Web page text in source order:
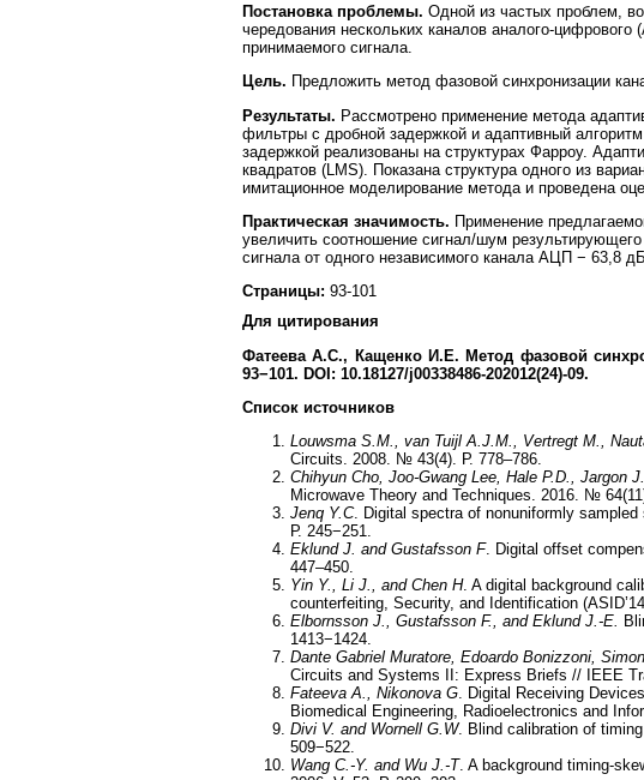
Постановка проблемы. Одной из частых проблем,
чередования нескольких каналов аналого-
принимаемого сигнала.
Цель. Предложить метод фазовой синхронизации
Результаты. Рассмотрено применение метода
фильтры с дробной задержкой и адаптивный
задержкой реализованы на структурах Фарроу.
квадратов (LMS). Показана структура одного из
имитационное моделирование метода и проведена
Практическая значимость. Применение
увеличить соотношение сигнал/шум
сигнала от одного независимого канала АЦП − 63,8
Страницы: 93-101
Для цитирования
Фатеева А.С., Кащенко И.Е. Метод фазовой
93−101. DOI: 10.18127/j00338486-202012(24)-09.
Список источников
Louwsma S.M., van Tuijl A.J.M., Vertregt M.,
Circuits. 2008. № 43(4). Р. 778–786.
Chihyun Cho, Joo-Gwang Lee, Hale P.D., Jargon
Microwave Theory and Techniques. 2016. №
Jenq Y.C. Digital spectra of nonuniformly
Р. 245−251.
Eklund J. and Gustafsson F. Digital offset
447–450.
Yin Y., Li J., and Chen H. A digital background
counterfeiting, Security, and Identification
Elbornsson J., Gustafsson F., and Eklund J.-E.
1413−1424.
Dante Gabriel Muratore, Edoardo Bonizzoni,
Circuits and Systems II: Express Briefs // IEEE
Fateeva A., Nikonova G. Digital Receiving
Biomedical Engineering, Radioelectronics and
Divi V. and Wornell G.W. Blind calibration of
509−522.
Wang C.-Y. and Wu J.-T. A background timing-